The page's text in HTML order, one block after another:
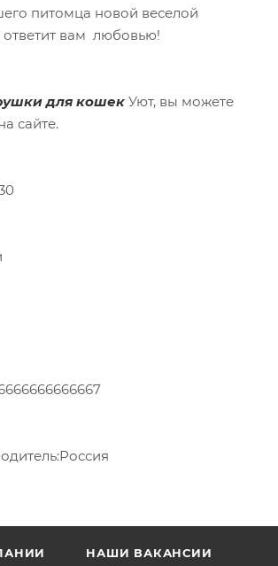
питомца новой веселой
вам любовью!
для кошек Уют, вы можете
сайте.
НАШИ ВАКАНСИИ